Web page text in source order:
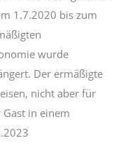
1.7.2020 bis zum
wurde
Der ermäßigte
nicht aber für
Gast in einem